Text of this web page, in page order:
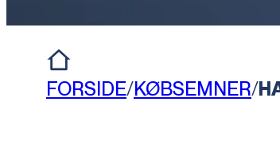
FORSIDE/KØBSEMNER/